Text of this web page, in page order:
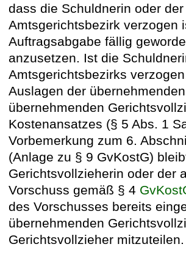
dass die Schuldnerin oder
Amtsgerichtsbezirk verzogen
Auftragsabgabe fällig
anzusetzen. Ist die
Amtsgerichtsbezirks
Auslagen der
übernehmenden
Kostenansatzes (§ 5 Abs. 1
Vorbemerkung zum 6.
(Anlage zu § 9 GvKostG)
Gerichtsvollzieherin oder der
Vorschuss gemäß § 4
des Vorschusses bereits
übernehmenden
Gerichtsvollzieher mitzuteilen.